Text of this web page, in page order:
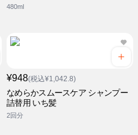
480ml
¥948(税込¥1,042.8)
なめらかスムースケア シャンプー
詰替用 いち髪
2回分